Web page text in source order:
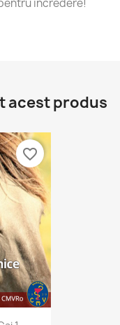
încredere!
acest produs
favorite_border